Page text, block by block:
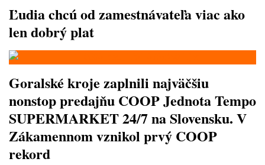
Ľudia chcú od zamestnávateľa viac ako
len dobrý plat
Goralské kroje zaplnili najväčšiu
nonstop predajňu COOP Jednota Tempo
SUPERMARKET 24/7 na Slovensku. V
Zákamennom vznikol prvý COOP
rekord